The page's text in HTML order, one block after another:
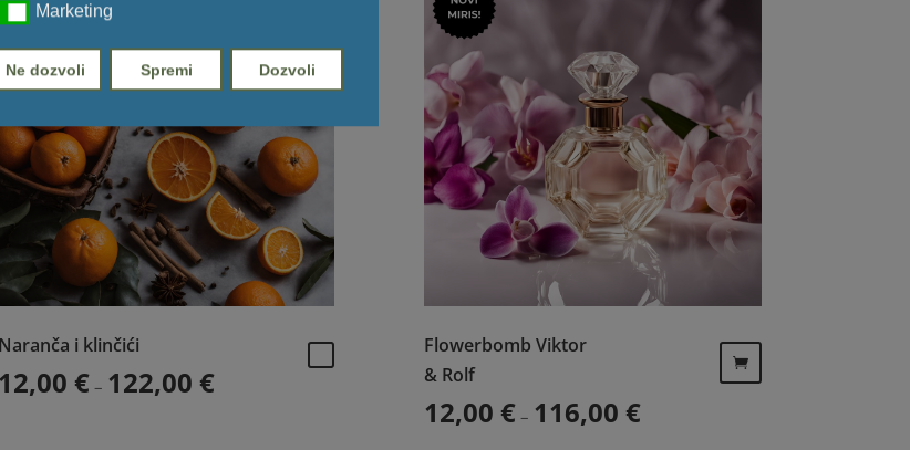
Marketing
Ne dozvoli Spremi Dozvoli
116,00 €
Naranča i klinčići
12,00 € – 122,00 €Raspon cijena: od 12,00 € do 122,00 €
Flowerbomb Viktor
& Rolf
12,00 € – 116,00 €Raspon cijena: od 12,00 € do